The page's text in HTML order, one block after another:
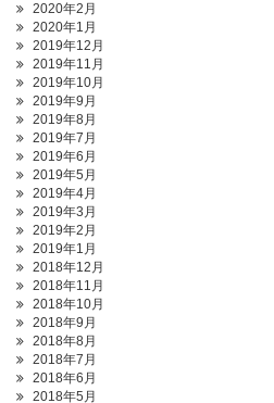
2020年2月
2020年1月
2019年12月
2019年11月
2019年10月
2019年9月
2019年8月
2019年7月
2019年6月
2019年5月
2019年4月
2019年3月
2019年2月
2019年1月
2018年12月
2018年11月
2018年10月
2018年9月
2018年8月
2018年7月
2018年6月
2018年5月